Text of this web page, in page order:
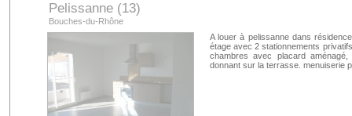
Pelissanne (13)
Bouches-du-Rhône
A louer à pelissanne dans
étage avec 2 stationnements
chambres avec placard
donnant sur la terrasse. menuiserie